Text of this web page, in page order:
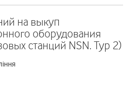
на выкуп
оборудования
станций NSN. Тур 2)